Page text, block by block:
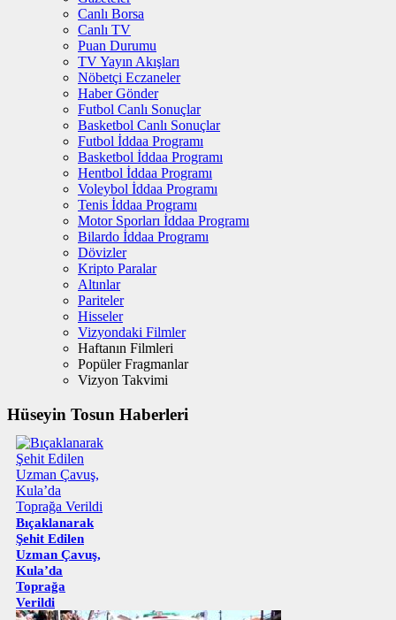
Canlı Borsa
Canlı TV
Puan Durumu
TV Yayın Akışları
Nöbetçi Eczaneler
Haber Gönder
Futbol Canlı Sonuçlar
Basketbol Canlı Sonuçlar
Futbol İddaa Programı
Basketbol İddaa Programı
Hentbol İddaa Programı
Voleybol İddaa Programı
Tenis İddaa Programı
Motor Sporları İddaa Programı
Bilardo İddaa Programı
Dövizler
Kripto Paralar
Altınlar
Pariteler
Hisseler
Vizyondaki Filmler
Haftanın Filmleri
Popüler Fragmanlar
Vizyon Takvimi
Hüseyin Tosun Haberleri
Bıçaklanarak
Şehit Edilen
Uzman Çavuş,
Kula’da
Toprağa
Verildi